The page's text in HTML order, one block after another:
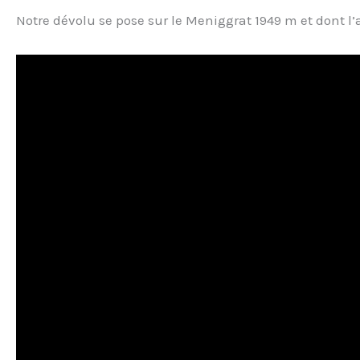
Notre dévolu se pose sur le Meniggrat 1949 m et dont